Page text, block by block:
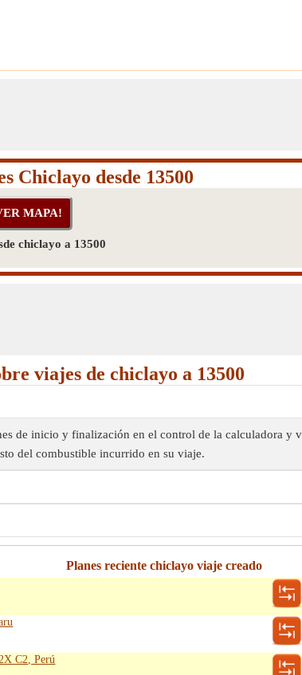
Chiclayo desde 13500
chiclayo a 13500
viajes de chiclayo a 13500
de inicio y finalización en el control de la calculadora y
del combustible incurrido en su viaje.
Planes reciente chiclayo viaje creado
C2, Perú